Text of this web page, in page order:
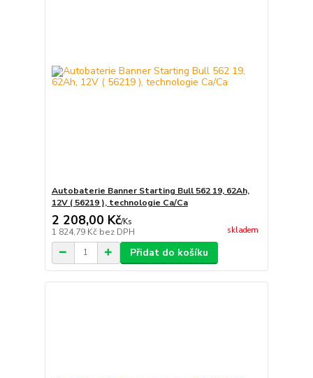
Autobaterie Banner Starting Bull 562 19, 62Ah,
12V ( 56219 ), technologie Ca/Ca
2 208,00 Kč/Ks
1 824,79 Kč bez DPH skladem
Přidat do košíku